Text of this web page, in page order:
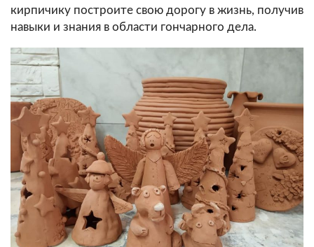
кирпичику построите свою дорогу в жизнь, получив
навыки и знания в области гончарного дела.